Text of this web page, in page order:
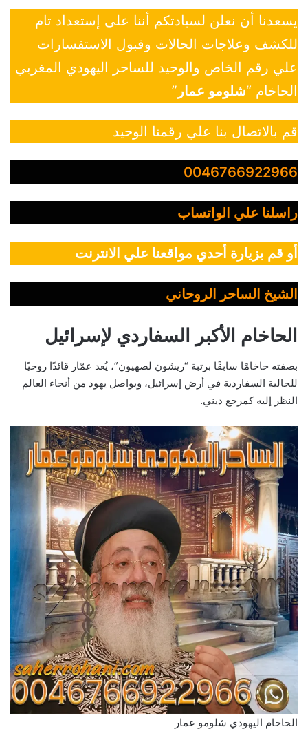
يسعدنا أن نعلن لسيادتكم أننا على إستعداد تام
للكشف وعلاجات الحالات وقبول الاستفسارات
علي رقم الخاص والوحيد للساحر اليهودي المغربي
الحاخام “شلومو عمار ”
قم بالاتصال بنا علي رقمنا الوحيد
0046766922966
راسلنا علي الواتساب
أو قم بزيارة أحدي مواقعنا علي الانترنت
الشيخ الساحر الروحاني
الحاخام الأكبر السفاردي لإسرائيل
بصفته حاخامًا سابقًا برتبة “ريشون لصهيون”، يُعد عمّار قائدًا روحيًا
للجالية السفاردية في أرض إسرائيل، ويواصل يهود من أنحاء العالم
النظر إليه كمرجع ديني.
الحاخام اليهودي شلومو عمار